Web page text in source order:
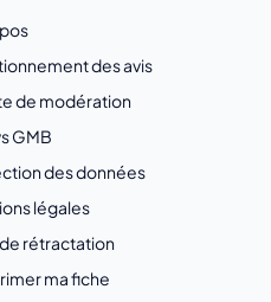
des avis
de modération
GMB
des données
légales
rétractation
ma fiche